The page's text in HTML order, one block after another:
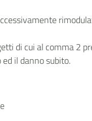
di cui al comma 2
il danno subito.